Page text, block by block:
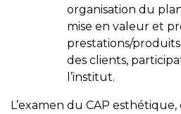
organisation du
mise en valeur et
prestations/
des clients,
l’institut.
L’examen du CAP